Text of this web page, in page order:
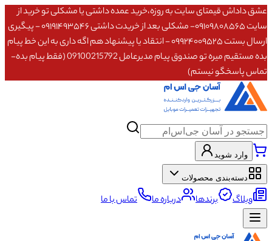
عشق داداش قیمتای سایت به روزه،خرید عمده داشتی یا مشکلی تو خرید از
سایت ۰۹۱۰۹۸۰۸۵۶۵- مشکلی بعد از خریدت داشتی ۰۹۱۹۱۴۹۳۵۴۶ - پیگیری
ارسال بستت ۰۹۹۲۴۰۰۹۵۲۵ - انتقاد یا پیشنهاد هم اگه داری به این خط پیام
بده مستقیم میره تو صندوق پیام مدیرعامل 09100215792 (فقط پیام بده-
تماس پاسخگو نیستم)
وارد شوید
دسته‌بندی محصولات
وبلاگ برندها درباره ما تماس با ما